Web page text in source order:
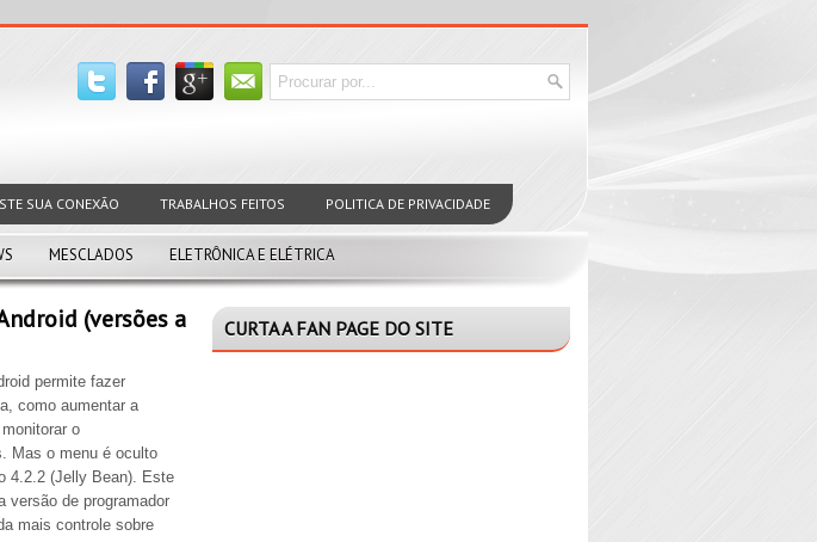
SUA CONEXÃO TRABALHOS FEITOS POLITICA DE PRIVACIDADE
MESCLADOS ELETRÔNICA E ELÉTRICA
(versões a
permite fazer
como aumentar a
o
Mas o menu é oculto
4.2.2 (Jelly Bean). Este
versão de programador
mais controle sobre
CURTA A FAN PAGE DO SITE